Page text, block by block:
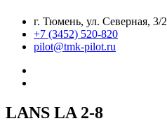
г. Тюмень, ул. Северная, 3/2
+7 (3452) 520-820
pilot@tmk-pilot.ru
LANS LA 2-8